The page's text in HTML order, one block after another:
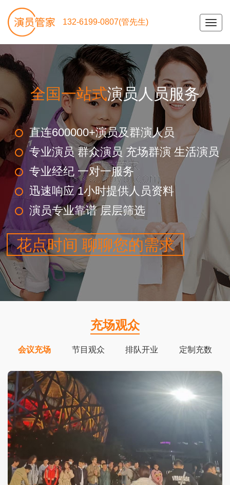
132-6199-0807(管先生)
全国一站式演员人员服务
直连600000+演员及群演人员
专业演员 群众演员 充场群演 生活演员
专业经纪 一对一服务
迅速响应 1小时提供人员资料
演员专业靠谱 层层筛选
花点时间 聊聊您的需求
充场观众
会议充场 节目观众 排队开业 定制充数